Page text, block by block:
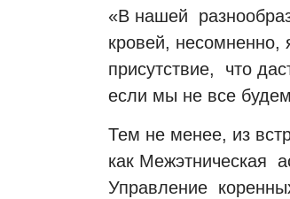
«В нашей
кровей, несомненно,
присутствие,
что
если мы не все
Тем не менее, из
как Межэтническая
Управление